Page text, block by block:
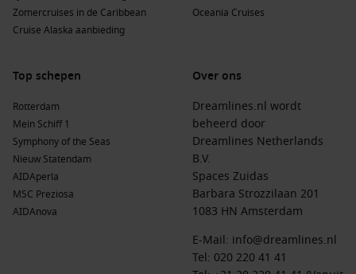
Zomercruises in de Caribbean
Cruise Alaska aanbieding
Oceania Cruises
Top schepen
Rotterdam
Mein Schiff 1
Symphony of the Seas
Nieuw Statendam
AIDAperla
MSC Preziosa
AIDAnova
Over ons
Dreamlines.nl wordt
beheerd door
Dreamlines Netherlands
B.V.
Spaces Zuidas
Barbara Strozzilaan 201
1083 HN Amsterdam
E-Mail: info@dreamlines.nl
Tel: 020 220 41 41